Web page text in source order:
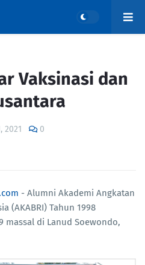
Vaksinasi dan
2021 0
- Alumni Akademi Angkatan
(AKABRI) Tahun 1998
massal di Lanud Soewondo,